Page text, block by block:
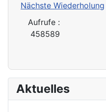
Nächste Wiederholung
Aufrufe:
458589
Aktuelles